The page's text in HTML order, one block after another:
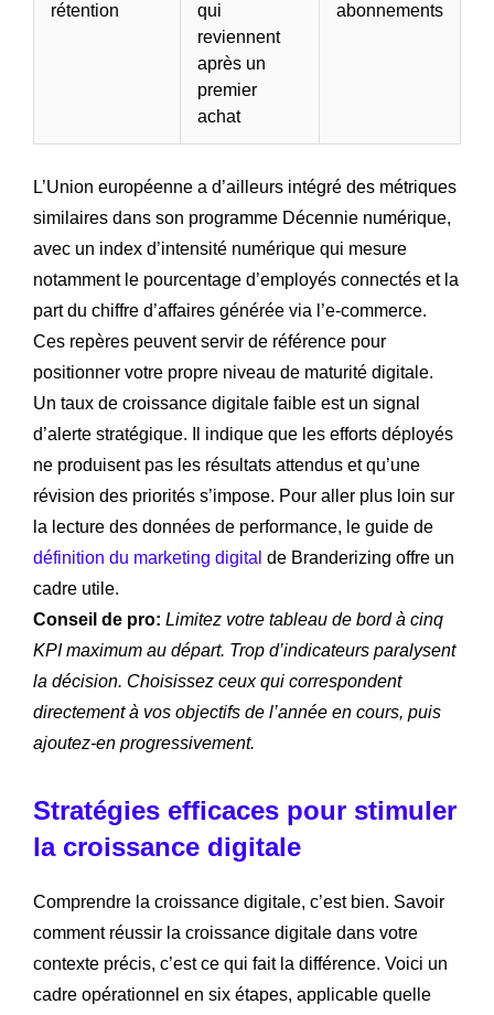
rétention
qui
reviennent
après un
premier
achat
abonnements
L’Union européenne a d’ailleurs intégré des métriques
similaires dans son programme Décennie numérique,
avec un index d’intensité numérique qui mesure
notamment le pourcentage d’employés connectés et la
part du chiffre d’affaires générée via l’e-commerce.
Ces repères peuvent servir de référence pour
positionner votre propre niveau de maturité digitale.
Un taux de croissance digitale faible est un signal
d’alerte stratégique. Il indique que les efforts déployés
ne produisent pas les résultats attendus et qu’une
révision des priorités s’impose. Pour aller plus loin sur
la lecture des données de performance, le guide de
définition du marketing digital de Branderizing offre un
cadre utile.
Conseil de pro: Limitez votre tableau de bord à cinq
KPI maximum au départ. Trop d’indicateurs paralysent
la décision. Choisissez ceux qui correspondent
directement à vos objectifs de l’année en cours, puis
ajoutez-en progressivement.
Stratégies efficaces pour stimuler
la croissance digitale
Comprendre la croissance digitale, c’est bien. Savoir
comment réussir la croissance digitale dans votre
contexte précis, c’est ce qui fait la différence. Voici un
cadre opérationnel en six étapes, applicable quelle